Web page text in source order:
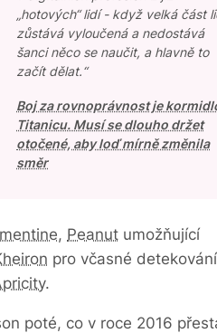
„hotových“ lidí - když velká část
zůstává vyloučená a nedostává
šanci něco se naučit, a hlavně to
začít dělat.“
Boj za rovnoprávnost je
Titanicu. Musí se dlouho držet
otočené, aby loď mírně změnila
směr
, Peanut umožňující
pro včasné detekování
.
poté, co v roce 2016